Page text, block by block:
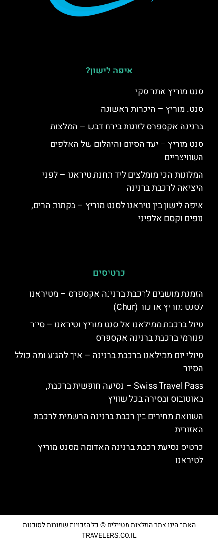
איפה לישון?
סנט מוריץ אתר סקי
סנט. מוריץ – היכרות ראשונה
ברנינה אקספרס לזוגות בירח דבש – המלצות
סנט מוריץ – יעד הסיום והיהלום של האלפים
השוויצריים
המלונות הכי מומלצים ליד תחנת טיראנו – לפני
היציאה לרכבת ברנינה
איפה לישון בין טיראנו לסנט מוריץ – בקתות הרים,
נופים וקסם אלפיני
כרטיסים
הזמנת מושבים לרכבת ברנינה אקספרס – מטיראנו
לסנט מוריץ או כור (Chur)
טיול ברכבת ממילאנו אל סנט מוריץ וטיראנו – סיור
פנורמי ברכבת ברנינה אקספרס
טיולי יום ממילאנו ברכבת ברנינה – איך להגיע ומה כולל
הסיור
Swiss Travel Pass – נסיעה חופשית ברכבת,
באוטובוס ובסירה בכל שוויץ
השוואת מחירים בין רכבת ברנינה הרשמית לרכבת
האזורית
כרטיס נסיעת רכבת ברנינה האדומה מסנט מוריץ
לטיראנו
האתר הינו אתר המלצות מטיילים © כל הזכויות שמורות לסוכנות
TRAVELERS.CO.IL